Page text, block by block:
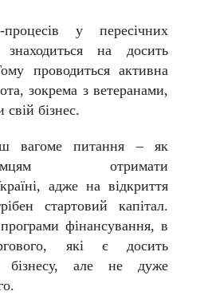
процесів у пересічних
знаходиться на досить
проводиться активна
зокрема з ветеранами,
бізнес.
вагоме питання – як
отримати
адже на відкриття
стартовий капітал.
фінансування, в
які є досить
бізнесу, але не дуже